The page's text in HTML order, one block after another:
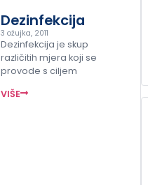
Dezinfekcija
3 ožujka, 2011
Dezinfekcija je skup
različitih mjera koji se
provode s ciljem
VIŠE